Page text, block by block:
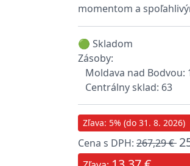
momentom a
🟢 Skladom
Zásoby:
Moldava nad Bodvou:
Centrálny sklad: 63
Zľava: 5% (do 31. 8. 2026)
Cena s DPH: 267,29 €